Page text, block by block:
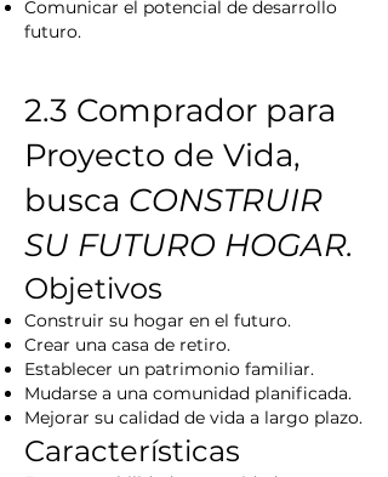
Comunicar el potencial de desarrollo
futuro.
2.3 Comprador para
Proyecto de Vida,
busca CONSTRUIR
SU FUTURO HOGAR.
Objetivos
Construir su hogar en el futuro.
Crear una casa de retiro.
Establecer un patrimonio familiar.
Mudarse a una comunidad planificada.
Mejorar su calidad de vida a largo plazo.
Características